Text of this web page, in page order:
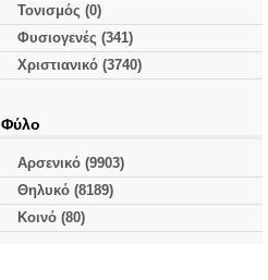
Τονισμός (0)
Φυσιογενές (341)
Χριστιανικό (3740)
Φύλο
Αρσενικό (9903)
Θηλυκό (8189)
Κοινό (80)